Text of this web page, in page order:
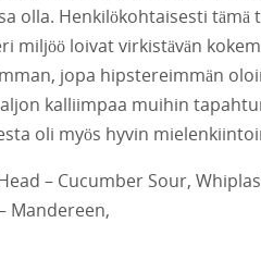
olla. Henkilökohtaisesti
miljöö loivat virkistävän
jopa hipstereimmän
kalliimpaa muihin
oli myös hyvin
– Cucumber Sour,
Mandereen,